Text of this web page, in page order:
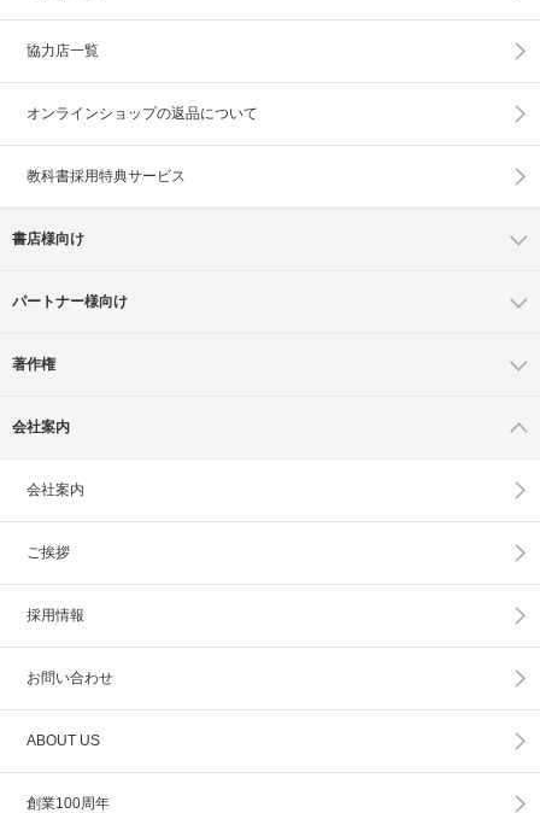
協力店一覧
オンラインショップの返品について
教科書採用特典サービス
書店様向け
パートナー様向け
著作権
会社案内
会社案内
ご挨拶
採用情報
お問い合わせ
ABOUT US
創業100周年